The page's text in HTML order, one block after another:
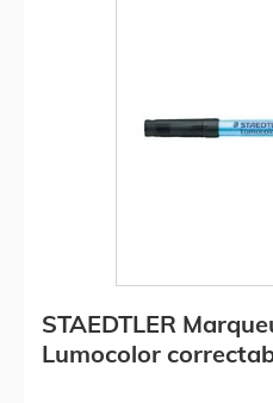
STAEDTLER
Lumocolor